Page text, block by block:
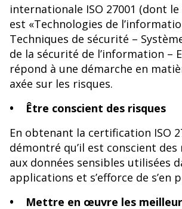
internationale ISO 27001 (dont
est «Technologies de
Techniques de sécurité –
de la sécurité de l’information –
répond à une démarche en
axée sur les risques.
• Être conscient des risques
En obtenant la certification ISO
démontré qu’il est conscient des
aux données sensibles utilisées
applications et s’efforce de s’en
• Mettre en œuvre les